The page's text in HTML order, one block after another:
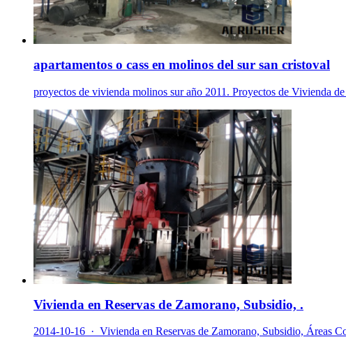
apartamentos o cass en molinos del sur san cristoval
proyectos de vivienda molinos sur año 2011. Proyectos de Vivienda
Vivienda en Reservas de Zamorano, Subsidio, .
2014-10-16 · Vivienda en Reservas de Zamorano, Subsidio,